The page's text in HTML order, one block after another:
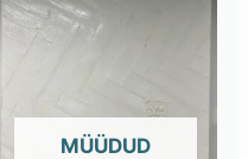
OUT OF STOCK